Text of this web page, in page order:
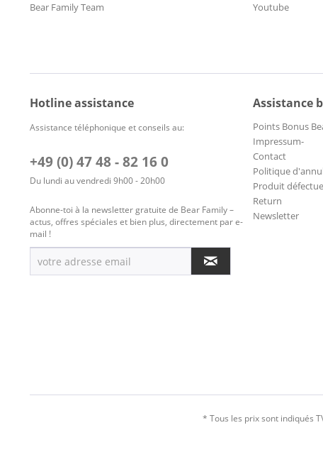
Bear Family Team
Youtube
Hotline assistance
Assistance téléphonique et conseils au:
+49 (0) 47 48 - 82 16 0
Du lundi au vendredi 9h00 - 20h00
Abonne-toi à la newsletter gratuite de Bear Family –
actus, offres spéciales et bien plus, directement par e-
mail !
Assistance
Points Bonus
Impressum-
Contact
Politique
Produit
Return
Newsletter
* Tous les prix sont indiqués